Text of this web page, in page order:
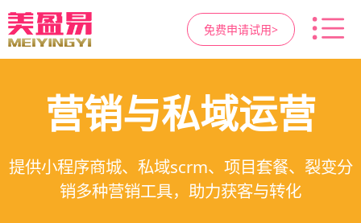
免费申请试用>
智慧医美管理系统
一站式解决医美机构预约、咨询、手术安排、会
员管理、财务核算全流程管理
医疗资源调度管理
支持电子病历、医生排班、手术室管理、智能预
约分配，科学安排医疗资源
高净值客户价值挖掘
支持客户分级管理、消费轨迹追踪、个性化方案
定制、实现客户长期价值挖掘
营销与私域运营
提供小程序商城、私域scrm、项目套餐、裂变分
销多种营销工具，助力获客与转化